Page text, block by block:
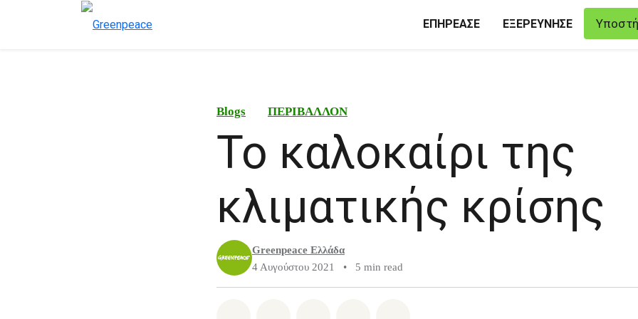
ΕΠΗΡΕΑΣΕ ΕΞΕΡΕΥΝΗΣΕ
Blogs ΠΕΡΙΒΑΛΛΟΝ
Το καλοκαίρι της
κλιματικής κρίσης
Greenpeace Ελλάδα
4 Αυγούστου 2021
• 5 min read